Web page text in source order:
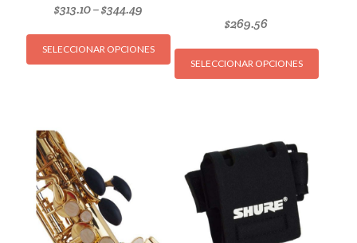
$313.10–$344.49
SELECCIONAR OPCIONES
Este
producto
tiene
opciones
pueden
elegir
$269.56
SELECCIONAR OPCIONES
Este